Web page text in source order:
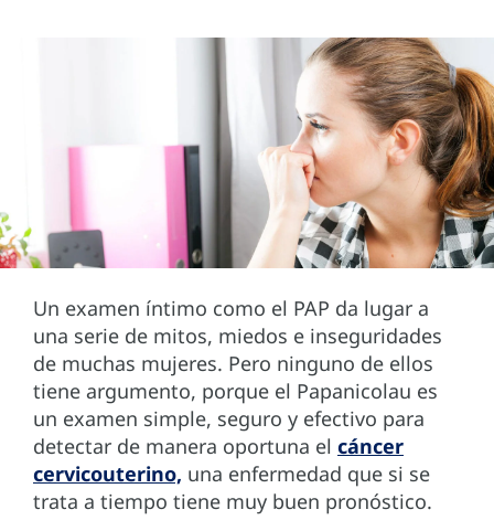
Un examen íntimo como el PAP da lugar a
una serie de mitos, miedos e inseguridades
de muchas mujeres. Pero ninguno de ellos
tiene argumento, porque el Papanicolau es
un examen simple, seguro y efectivo para
detectar de manera oportuna el cáncer
cervicouterino, una enfermedad que si se
trata a tiempo tiene muy buen pronóstico.